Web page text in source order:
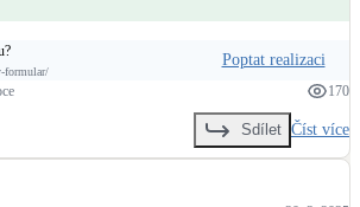
formular/
Poptat realizaci
170
Sdílet Číst více